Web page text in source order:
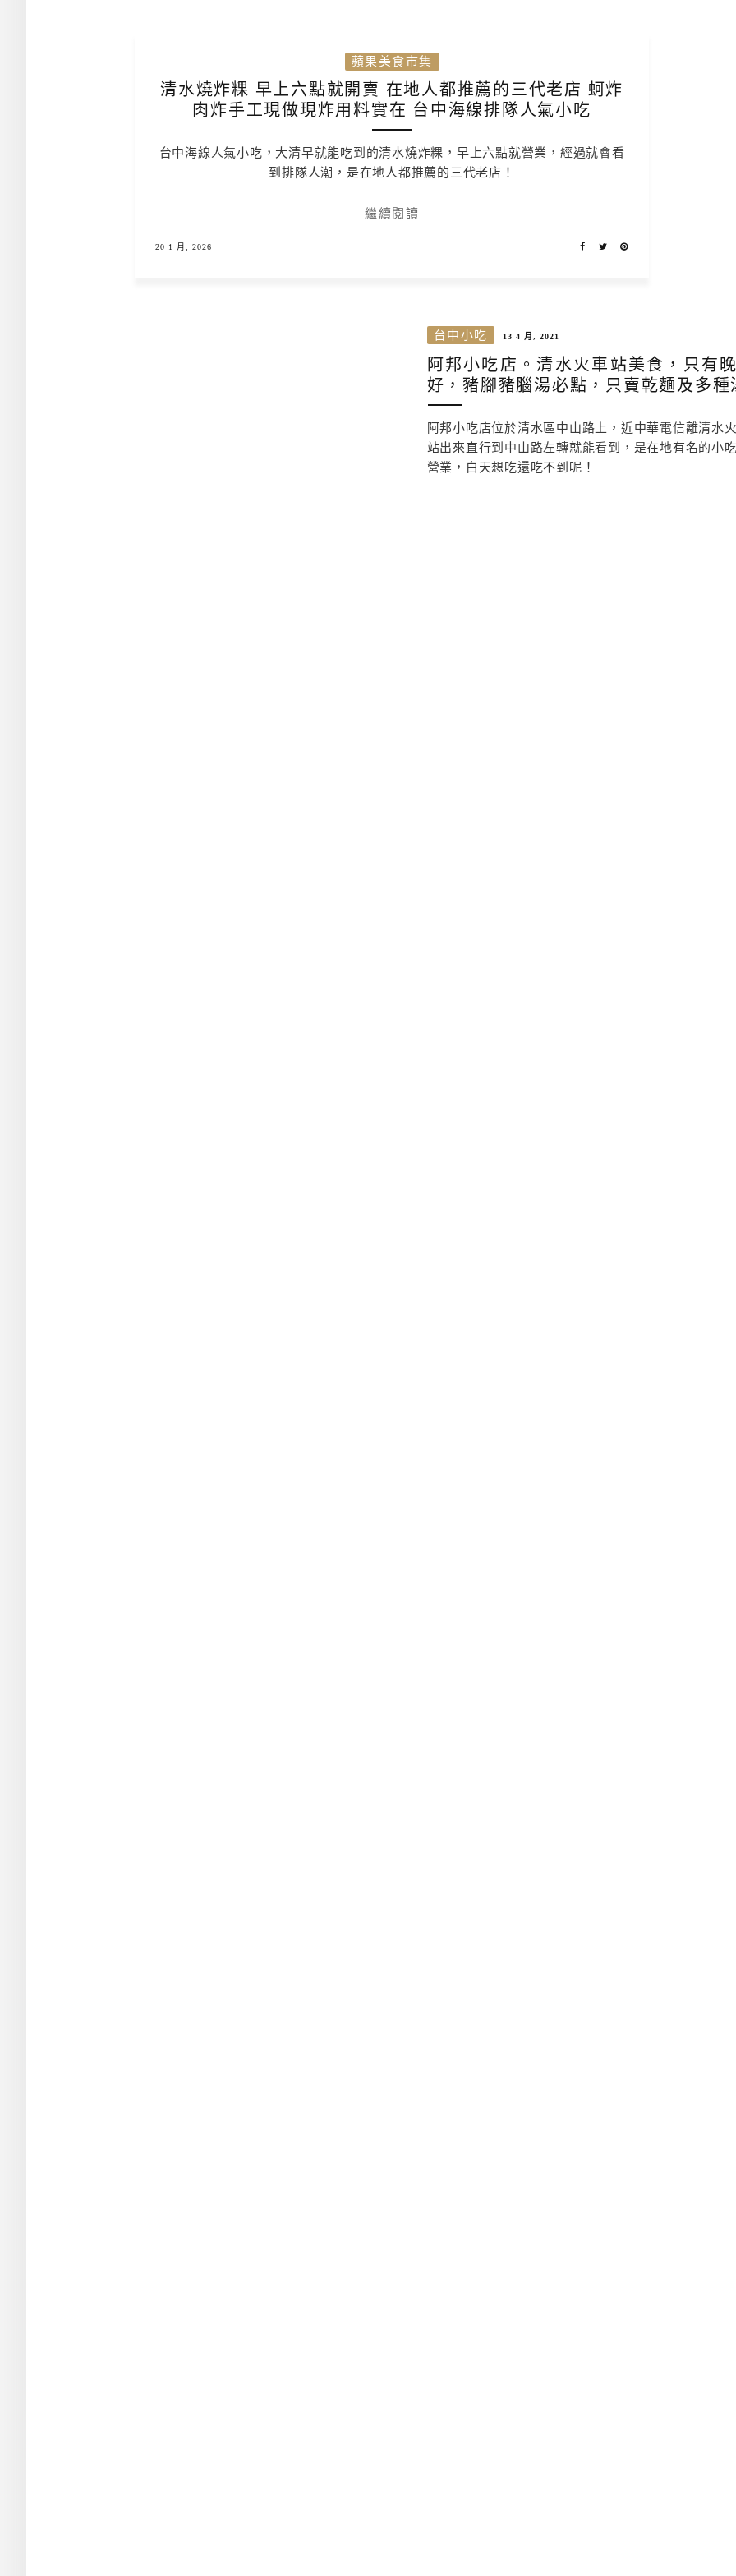
蘋果美食市集
清水燒炸粿 早上六點就開賣 在地人都推薦的三代老店 蚵炸
肉炸手工現做現炸用料實在 台中海線排隊人氣小吃
台中海線人氣小吃，大清早就能吃到的清水燒炸粿，早上六點就營業，經過就會看
到排隊人潮，是在地人都推薦的三代老店！
繼續閱讀
20 1 月, 2026
台中小吃 13 4 月, 2021
阿邦小吃店。清水火車站美食，只有
好，豬腳豬腦湯必點，只賣乾麵及多種
阿邦小吃店位於清水區中山路上，近中華電信離清水
站出來直行到中山路左轉就能看到，是在地有名的小
營業，白天想吃還吃不到呢！